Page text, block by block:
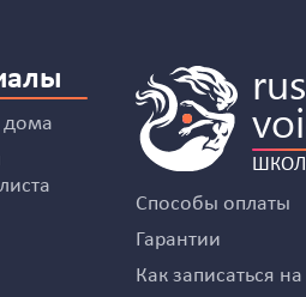
дома
Способы оплаты
Гарантии
Как записаться